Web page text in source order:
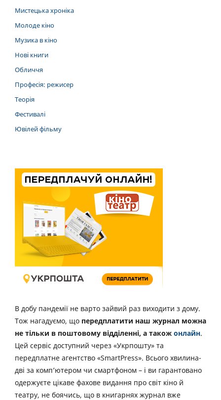
Мистецька хроніка
Молоде кіно
Музика в кіно
Нові книги
Обличчя
Професія: режисер
Теорія
Фестивалі
Ювілей фільму
В добу пандемії не варто зайвий раз виходити з дому.
Тож нагадуємо, що передплатити наш журнал можна
не тільки в поштовому відділенні, а також онлайн.
Цей сервіс доступний через «Укрпошту» та
передплатне агентство «SmartPress». Всього хвилина-
дві за комп’ютером чи смартфоном – і ви гарантовано
одержуєте цікаве фахове видання про світ кіно й
театру, не боячись, що в книгарнях журнал вже